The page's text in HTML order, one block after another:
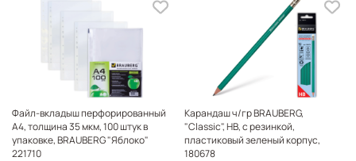
Файл-вкладыш перфорированный
А4, толщина 35 мкм, 100 штук в
упаковке, BRAUBERG "Яблоко"
221710
Карандаш ч/гр BRAUBERG,
"Classic", НВ, с резинкой,
пластиковый зеленый корпус,
180678